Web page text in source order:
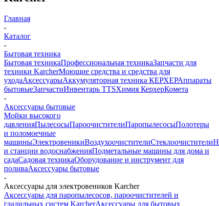
Главная
-
Каталог
-
Бытовая техника
Бытовая техникаПрофессиональная техникаЗапчасти для
техники KarcherМоющие средства и средства для
уходаАксессуарыАккумуляторная техника КЕРХЕРАппараты
бытовыеЗапчастиИнвентарь TTSХимия КерхерКомета
-
Аксессуары бытовые
Мойки высокого
давленияПылесосыПароочистителиПаропылесосыПолотеры
и поломоечные
машиныЭлектровеникиВоздухоочистителиСтеклоочистители
и станции водоснабженияПодметальные машины для дома и
садаСадовая техникаОборудование и инструмент для
поливаАксессуары бытовые
-
Аксессуары для электровеников Karcher
Аксессуары для паропылесосов, пароочистителей и
гладильных систем KarcherАксессуары для бытовых